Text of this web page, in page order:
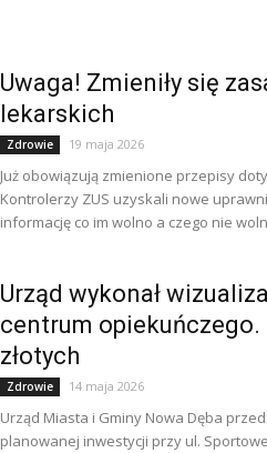
Uwaga! Zmieniły się
lekarskich
Zdrowie 19 maja 2026
Już obowiązują zmienione przepisy
Kontrolerzy ZUS uzyskali nowe
informację co im wolno a czego nie
Urząd wykonał
centrum opiekuńczego.
złotych
Zdrowie 14 maja 2026
Urząd Miasta i Gminy Nowa Dęba
planowanej inwestycji przy ul.